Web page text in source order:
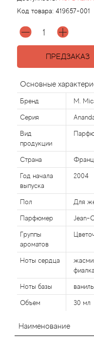
Код товара: 419657-001
ПРЕДЗАКАЗ
Основные
Бренд M.
Серия
Вид
продукции
Страна
Год начала
выпуска
2004
Пол Для
Парфюмер Jean-
Группы
ароматов
Ноты сердца
фиалка
Ноты базы
Объем 30 мл
Наименование
Agonist
Aigner
Ajmal
Al Haramain
Al Jazeera
Alaia Paris
Alexander McQueen
Alexandre Barthet
Alexandre J
Alyson Oldoini